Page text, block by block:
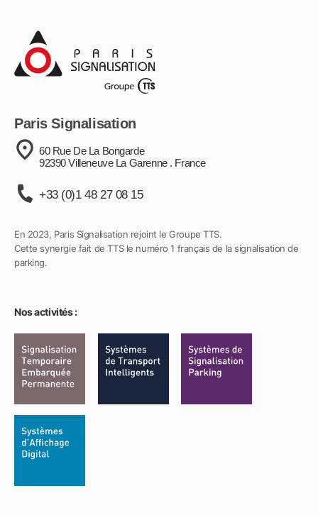
Paris Signalisation
60 Rue De La Bongarde
92390 Villeneuve La Garenne . France
+33 (0)1 48 27 08 15
En 2023, Paris Signalisation rejoint le Groupe TTS.
Cette synergie fait de TTS le numéro 1 français de la signalisation de
parking.
Nos activités :